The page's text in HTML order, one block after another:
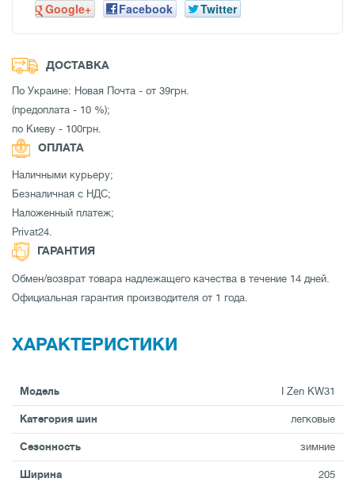
Google+ Facebook Twitter
ДОСТАВКА
По Украине: Новая Почта - от 39грн.
(предоплата - 10 %);
по Киеву - 100грн.
ОПЛАТА
Наличными курьеру;
Безналичная с НДС;
Наложенный платеж;
Privat24.
ГАРАНТИЯ
Обмен/возврат товара надлежащего качества в течение 14 дней.
Официальная гарантия производителя от 1 года.
ХАРАКТЕРИСТИКИ
Модель I Zen KW31
Категория шин легковые
Сезонность зимние
Ширина 205